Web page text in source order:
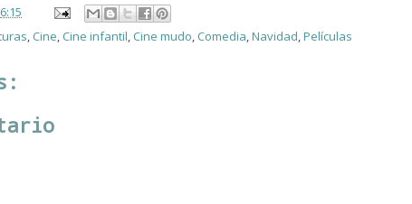
6:15
, Cine, Cine infantil, Cine mudo, Comedia,Navidad,Películas